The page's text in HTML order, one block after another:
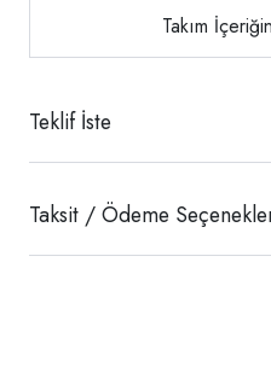
Takım
Teklif İste
Taksit / Ödeme